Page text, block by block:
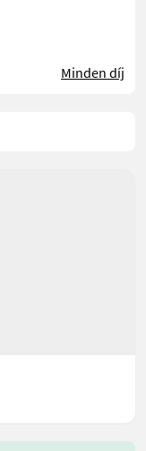
Minden díj